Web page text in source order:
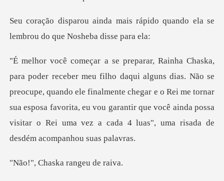
s rápido quando ela se
lembrou
ão se
preocupe, quando ele finalmente chegar e o Rei me tornar
sua esposa favorita, eu vou garantir qu
aska range